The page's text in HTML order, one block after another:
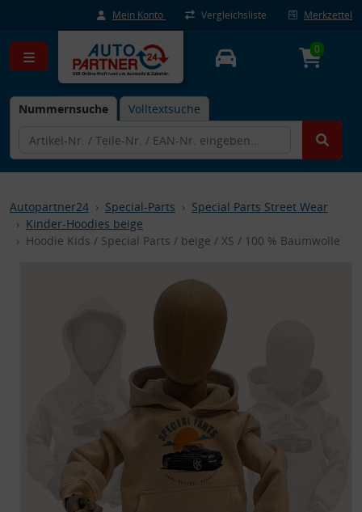
Mein Konto Vergleichsliste Merkzettel
Nummernsuche Volltextsuche
0
Autopartner24 Special-Parts
Special Parts Street Wear
Kinder-Hoodies beige
Hoodie Kids / Special Parts / beige / XS / 100 % Baumwolle